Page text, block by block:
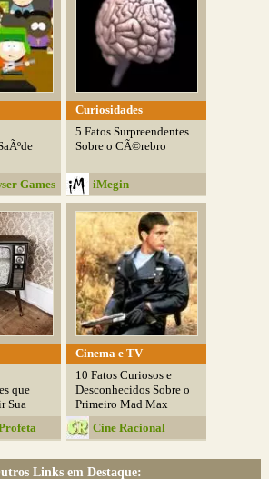
Games
Curiosidades
5 Fatos Surpreendentes
Sobre o CÃ©rebro
iMegin
que
Sua
Cinema e TV
10 Fatos Curiosos e
Desconhecidos Sobre o
Primeiro Mad Max
Cine Racional
Links em Destaque: